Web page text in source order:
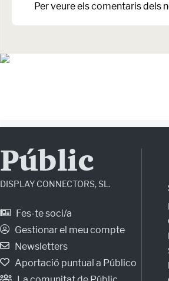
Per veure els comentaris dels
Públic
DISPLAY CONNECTORS, SL.
Fes-te soci/a
Gestionar el meu compte
Newsletters
Aportació puntual a Público